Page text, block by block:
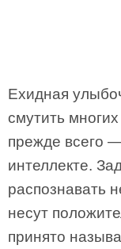
Ехидная
смутить
прежде всего
интеллекте.
распознавать
несут
принято